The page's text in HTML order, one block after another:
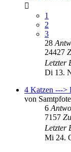
1
2
3
28
24427
Letzter
Di 13.
4 Katzen --->
von Samtpfote
6
7157
Letzter
Mi 24.